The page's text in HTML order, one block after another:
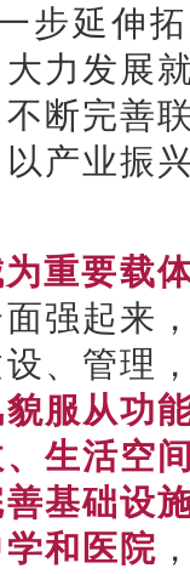
一步延伸
力发展
断完善
产业振
重要载
强起来
、管理
貌服从功
生活空
基础设
和医院